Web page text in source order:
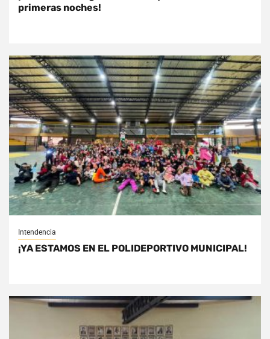
primeras noches!
Intendencia
¡YA ESTAMOS EN EL POLIDEPORTIVO MUNICIPAL!